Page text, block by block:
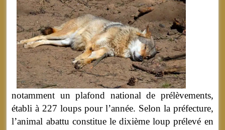
notamment un plafond national de prélèvements,
établi à 227 loups pour l’année. Selon la préfecture,
l’animal abattu constitue le dixième loup prélevé en